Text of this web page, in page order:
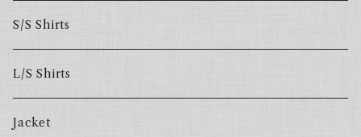
S/S Shirts
L/S Shirts
Jacket